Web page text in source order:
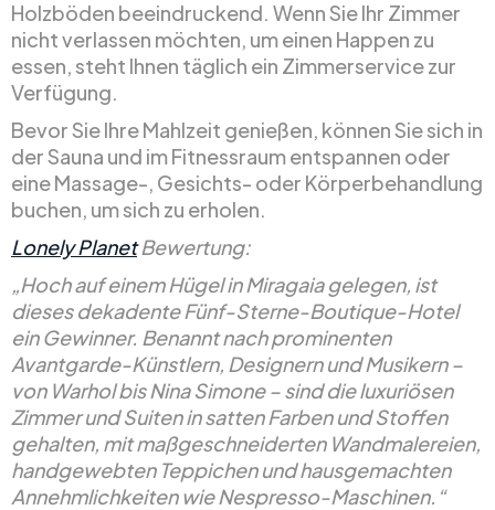
Holzböden beeindruckend. Wenn Sie Ihr Zimmer
nicht verlassen möchten, um einen Happen zu
essen, steht Ihnen täglich ein Zimmerservice zur
Verfügung.
Bevor Sie Ihre Mahlzeit genießen, können Sie sich in
der Sauna und im Fitnessraum entspannen oder
eine Massage-, Gesichts- oder Körperbehandlung
buchen, um sich zu erholen.
Lonely PlanetBewertung:
„Hoch auf einem Hügel in Miragaia gelegen, ist
dieses dekadente Fünf-Sterne-Boutique-Hotel
ein Gewinner. Benannt nach prominenten
Avantgarde-Künstlern, Designern und Musikern –
von Warhol bis Nina Simone – sind die luxuriösen
Zimmer und Suiten in satten Farben und Stoffen
gehalten, mit maßgeschneiderten Wandmalereien,
handgewebten Teppichen und hausgemachten
Annehmlichkeiten wie Nespresso-Maschinen.“